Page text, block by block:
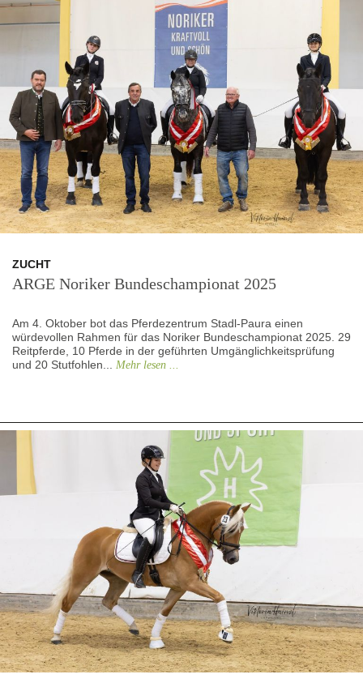
ZUCHT
ARGE Noriker Bundeschampionat 2025
Am 4. Oktober bot das Pferdezentrum Stadl-Paura einen
würdevollen Rahmen für das Noriker Bundeschampionat 2025. 29
Reitpferde, 10 Pferde in der geführten Umgänglichkeitsprüfung
und 20 Stutfohlen... Mehr lesen ...